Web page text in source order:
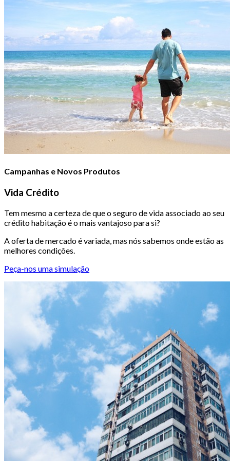
Campanhas e Novos Produtos
Vida Crédito
Tem mesmo a certeza de que o seguro de vida associado ao seu
crédito habitação é o mais vantajoso para si?
A oferta de mercado é variada, mas nós sabemos onde estão as
melhores condições.
Peça-nos uma simulação